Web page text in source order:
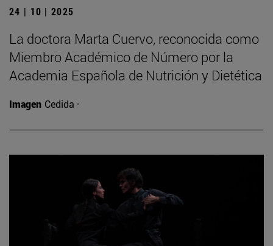
24 | 10 | 2025
La doctora Marta Cuervo, reconocida como
Miembro Académico de Número por la
Academia Española de Nutrición y Dietética
Imagen Cedida ·